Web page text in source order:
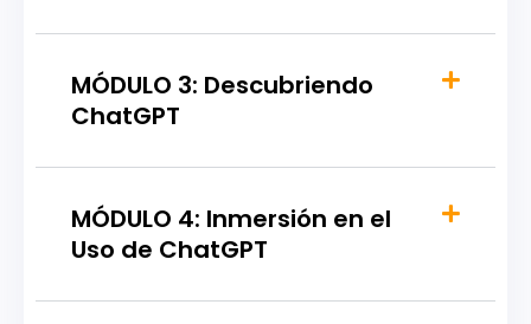
MÓDULO 3: Descubriendo
ChatGPT
MÓDULO 4: Inmersión en el
Uso de ChatGPT